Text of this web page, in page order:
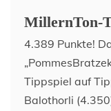
MillernTon-
4.389 Punkte!
Tippspiel auf
Balothorli